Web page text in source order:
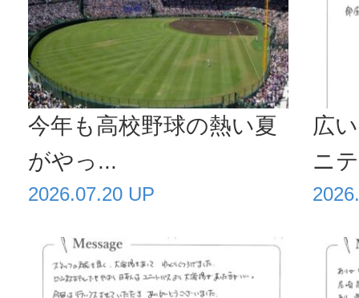
今年も高校野球の熱い夏
がやっ...
2026.07.20 UP
広
ニ